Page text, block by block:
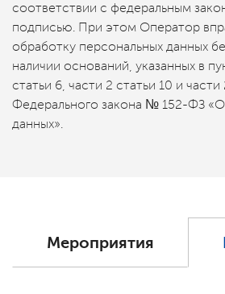
соответствии с федеральным
подписью. При этом Оператор
обработку персональных данных
наличии оснований, указанных в
статьи 6, части 2 статьи 10 и части
Федерального закона № 152-ФЗ
данных».
Мероприятия